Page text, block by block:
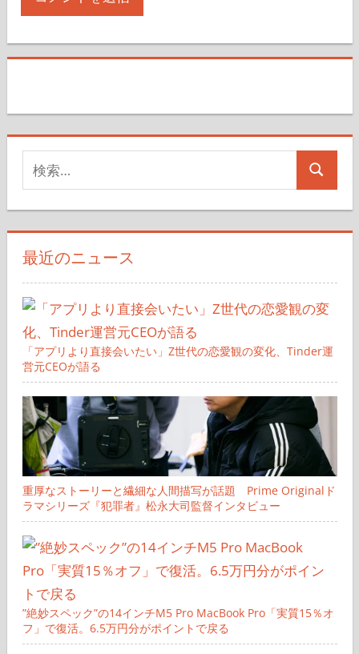
索
対
象:
検
最近のニュース
「アプリより直接会いたい」Z世代の恋愛観の変化、Tinder運
営元CEOが語る
重厚なストーリーと繊細な人間描写が話題 Prime Originalド
ラマシリーズ『犯罪者』松永大司監督インタビュー
”絶妙スペック”の14インチM5 Pro MacBook Pro「実質15％オ
フ」で復活。6.5万円分がポイントで戻る